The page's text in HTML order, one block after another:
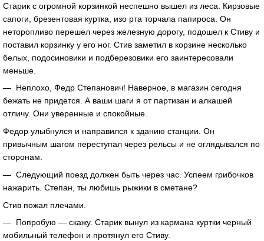
Старик с огромной корзинкой неспешно вышел из леса. Кирзовые
сапоги, брезентовая куртка, изо рта торчала папироса. Он
неторопливо перешел через железную дорогу, подошел к Стиву и
поставил корзинку у его ног. Стив заметил в корзине несколько
белых, подосиновики и подберезовики его заинтересовали
меньше.
— Неплохо, Федр Степанович! Наверное, в магазин сегодня
бежать не придется. А ваши шаги я от партизан и алкашей
отличу. Они уверенные и спокойные.
Федор улыбнулся и направился к зданию станции. Он
привычным шагом переступал через рельсы и не оглядывался по
сторонам.
— Следующий поезд должен быть через час. Успеем грибочков
нажарить. Степан, ты любишь рыжики в сметане?
Стив пожал плечами.
— Попробую — скажу. Старик вынул из кармана куртки черный
мобильный телефон и протянул его Стиву.